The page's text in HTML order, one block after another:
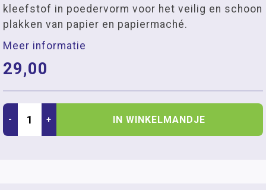
kleefstof in poedervorm voor het veilig en schoon
plakken van papier en papiermaché.
Meer informatie
29,00
- + IN WINKELMANDJE